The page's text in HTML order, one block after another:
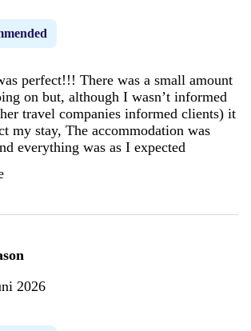
perfect!!! There was a small amount
on but, although I wasn’t informed
travel companies informed clients) it
my stay, The accommodation was
everything was as I expected
2026